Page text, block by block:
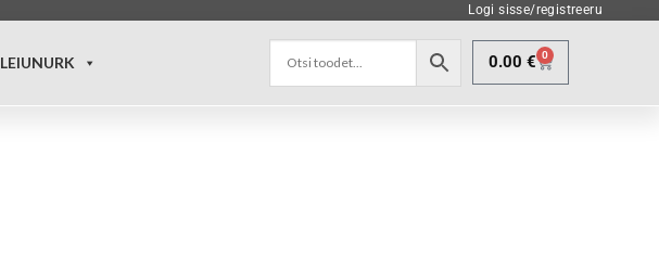
Logi sisse/registreeru
LEIUNURK 0.00 € 0